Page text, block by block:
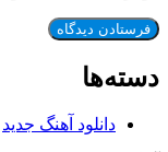
دسته‌ها
دانلود آهنگ جدید